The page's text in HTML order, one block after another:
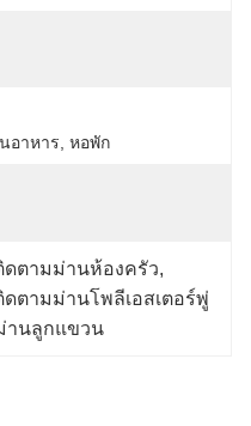
อาหาร, หอพัก
ตามม่านห้องครัว,
ตามม่านโพลีเอสเตอร์พู่
านลูกแขวน